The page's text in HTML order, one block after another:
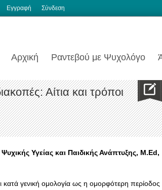
Εγγραφή Σύνδεση
Αρχική Ραντεβού με Ψυχολόγο
Αίτια και τρόποι
Υγείας και Παιδικής Ανάπτυξης, M.Ed,
γενική ομολογία ως η ομορφότερη περίοδος